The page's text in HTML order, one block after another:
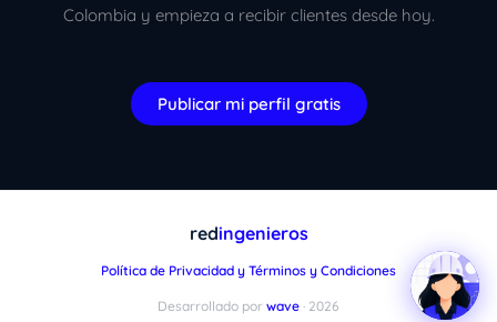
Colombia y empieza a recibir clientes desde hoy.
Publicar mi perfil gratis
redingenieros
Política de Privacidad y Términos y Condiciones
Desarrollado por wave · 2026